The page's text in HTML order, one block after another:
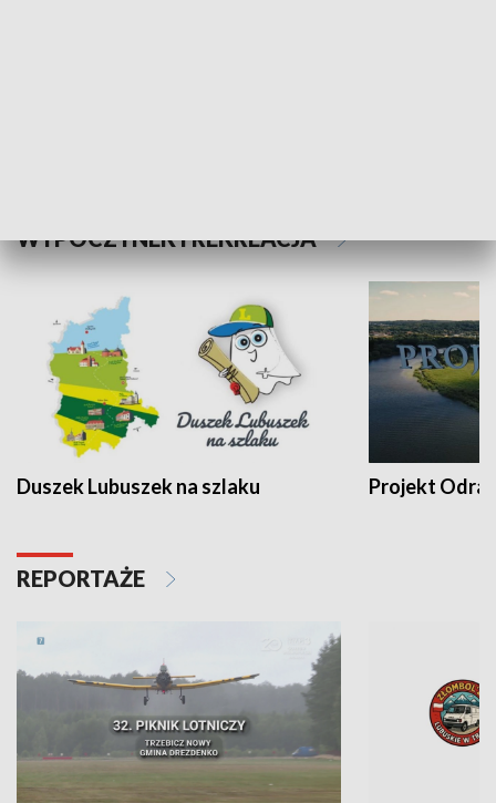
WYPOCZYNEK I REKREACJA
Duszek Lubuszek na szlaku Projekt Odra
REPORTAŻE